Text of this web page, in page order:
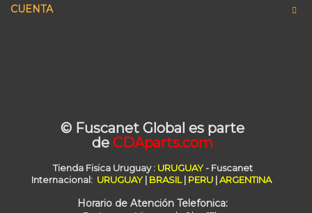
CUENTA
© Fuscanet Global es parte
de CDAparts.com
Tienda Fisica Uruguay: URUGUAY- Fuscanet
Internacional: URUGUAY | BRASIL| PERU |ARGENTINA
Horario de Atención Telefonica: